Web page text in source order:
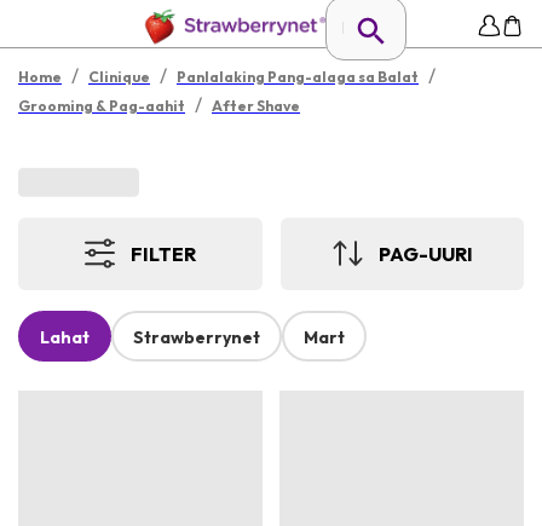
Home / Clinique / Panlalaking Pang-alaga sa Balat /
Grooming & Pag-aahit / After Shave
FILTER PAG-UURI
Lahat Strawberrynet Mart